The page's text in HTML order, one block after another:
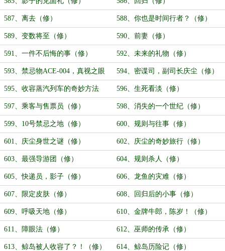
587、离去（修） 588、你也是时间行者？（修）
589、变数将至（修） 590、前妻（修）
591、一件不后悔的事（修） 592、未来的礼物（修）
593、禁忌物ACE-004，真视之眼
（修）
594、密谍司，副司长庆尘（修）
595、收容蒸汽列车的奇妙方法
（修）
596、生死看淡（修）
597、乘客与售票员（修） 598、消失的一个世纪（修）
599、10号禁忌之地（修） 600、规则与往事（修）
601、庆尘身世之谜（修） 602、庆尘的奇妙旅行（修）
603、最强导游团（修） 604、规则杀人（修）
605、快递员，影子（修） 606、龙鱼的灾难（修）
607、限定皮肤（修） 608、回归后的小事（修）
609、呼吸天地（修） 610、金牌牛郎，陈岁！（修）
611、障眼法（修） 612、巫师的传承（修）
613、鲸岛被人收容了？！（修） 614、鲸岛历险记（修）